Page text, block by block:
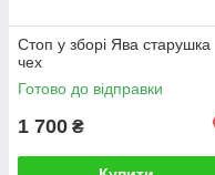
Стоп у зборі Ява старушка
чех
Готово до відправки
1 700 ₴